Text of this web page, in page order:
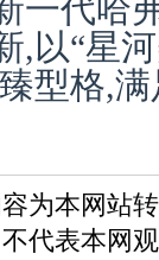
一代哈
,以“星
型格,
为本网站
代表本网